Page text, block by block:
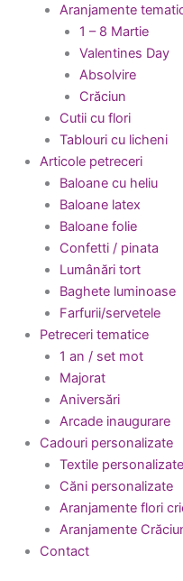
Aranjamente
1 – 8 Martie
Valentines Day
Absolvire
Crăciun
Cutii cu flori
Tablouri cu licheni
Articole petreceri
Baloane cu heliu
Baloane latex
Baloane folie
Confetti / pinata
Lumânări tort
Baghete luminoase
Farfurii/servetele
Petreceri tematice
1 an / set mot
Majorat
Aniversări
Arcade inaugurare
Cadouri personalizate
Textile personalizate
Căni personalizate
Aranjamente flori
Aranjamente
Contact